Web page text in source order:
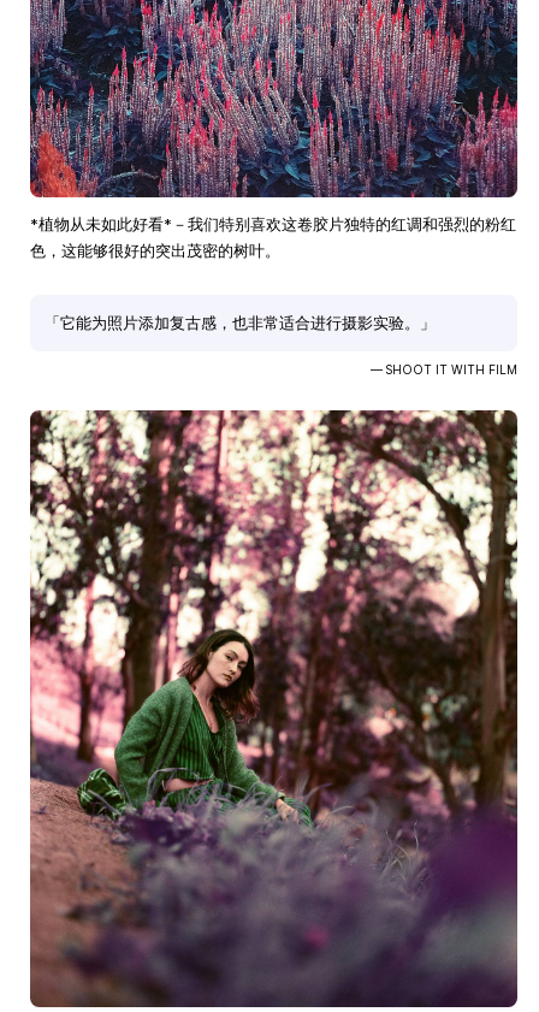
*植物从未如此好看*－我们特别喜欢这卷胶片独特的红调和强烈的粉红
色，这能够很好的突出茂密的树叶。
「它能为照片添加复古感，也非常适合进行摄影实验。」
— SHOOT IT WITH FILM